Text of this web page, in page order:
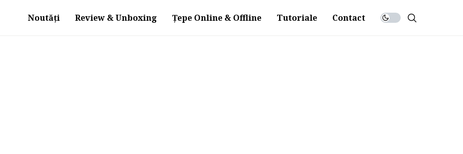
Noutăți Review & Unboxing Țepe Online & Offline Tutoriale Contact